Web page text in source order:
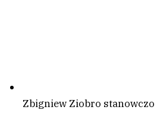
Zbigniew Ziobro stanowczo